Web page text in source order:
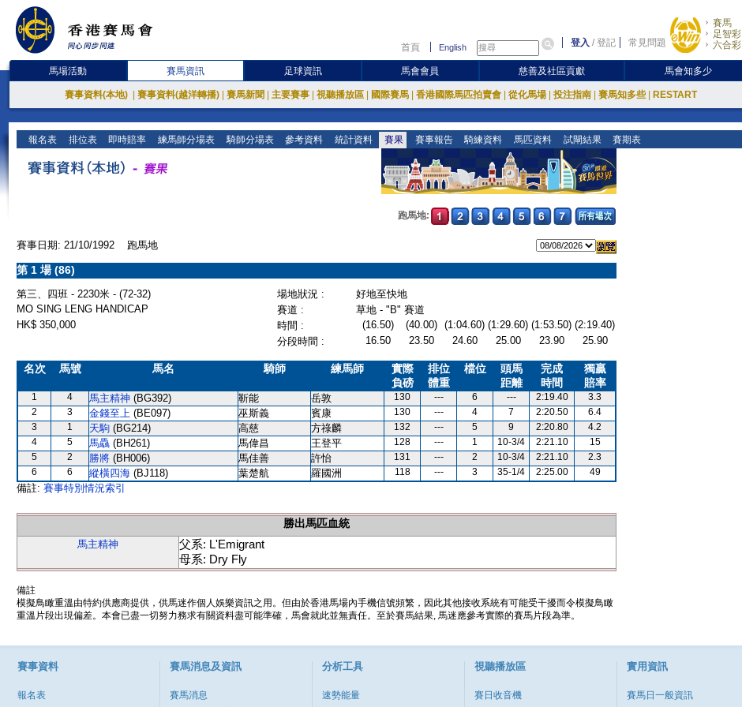
首頁 English 登入 /登記 常見問題
賽馬
足智彩
六合彩
馬場活動 賽馬資訊 足球資訊 馬會會員 慈善及社區貢獻 馬會知多少
賽事資料(本地) 賽事資料(越洋轉播) 賽馬新聞 主要賽事 視聽播放區 國際賽馬 香港國際馬匹拍賣會 從化馬場 投注指南 賽馬知多些 RESTART
報名表 排位表 即時賠率 練馬師分場表 騎師分場表 參考資料 統計資料 賽果 賽事報告 騎練資料 馬匹資料 試閘結果 賽期表
跑馬地:
賽事日期: 21/10/1992 跑馬地
第 1 場 (86)
第三、四班 - 2230米 - (72-32) 場地狀況 :
好地至快地
MO SING LENG HANDICAP
賽道 :
草地 - "B" 賽道
HK$ 350,000
時間 : (16.50) (40.00) (1:04.60) (1:29.60) (1:53.50) (2:19.40)
分段時間 :
16.50 23.50 24.60 25.00 23.90 25.90
名次 馬號 馬名 騎師 練馬師
實際
負磅
排位
體重
檔位
頭馬
距離
完成
時間
獨贏
賠率
1 4 馬主精神 (BG392) 靳能 岳敦 130 --- 6 --- 2:19.40
3.3
2
3 金錢至上 (BE097) 巫斯義 賓康 130 --- 4 7 2:20.50
6.4
3
1 天駒 (BG214) 高慈 方祿麟 132 --- 5 9 2:20.80
4.2
4
5 馬驫 (BH261) 馬偉昌 王登平 128 --- 1 10-3/4 2:21.10
15
5
2 勝將 (BH006) 馬佳善 許怡 131 --- 2 10-3/4 2:21.10
2.3
6
6 縱橫四海 (BJ118) 葉楚航 羅國洲 118 --- 3 35-1/4 2:25.00 49
備註: 賽事特別情況索引
勝出馬匹血統
馬主精神
父系: L'Emigrant
母系: Dry Fly
備註
模擬鳥瞰重溫由特約供應商提供，供馬迷作個人娛樂資訊之用。但由於香港馬場內手機信號頻繁，因此其他接收系統有可能受干擾而令模擬鳥瞰
重溫片段出現偏差。本會已盡一切努力務求有關資料盡可能準確，馬會就此並無責任。至於賽馬結果, 馬迷應參考實際的賽馬片段為準。
賽事資料
報名表
賽馬消息及資訊
賽馬消息
分析工具
速勢能量
視聽播放區
賽日收音機
實用資訊
賽馬日一般資訊